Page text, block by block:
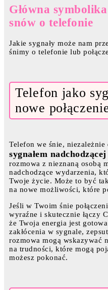
Główna
snów o telefonie
Jakie sygnały może nam
śnimy o telefonie lub
Telefon jako
nowe
Telefon we śnie,
sygnałem
rozmowa z nieznaną osobą
nadchodzące wydarzenia,
Twoje życie. Może to być
na nowe możliwości, które
Jeśli w Twoim śnie
wyraźne i skutecznie łączy
że Twoja energia jest
zakłócenia w sygnale,
rozmowa mogą wskazywać
na trudności, które mogą
możesz pokonać.